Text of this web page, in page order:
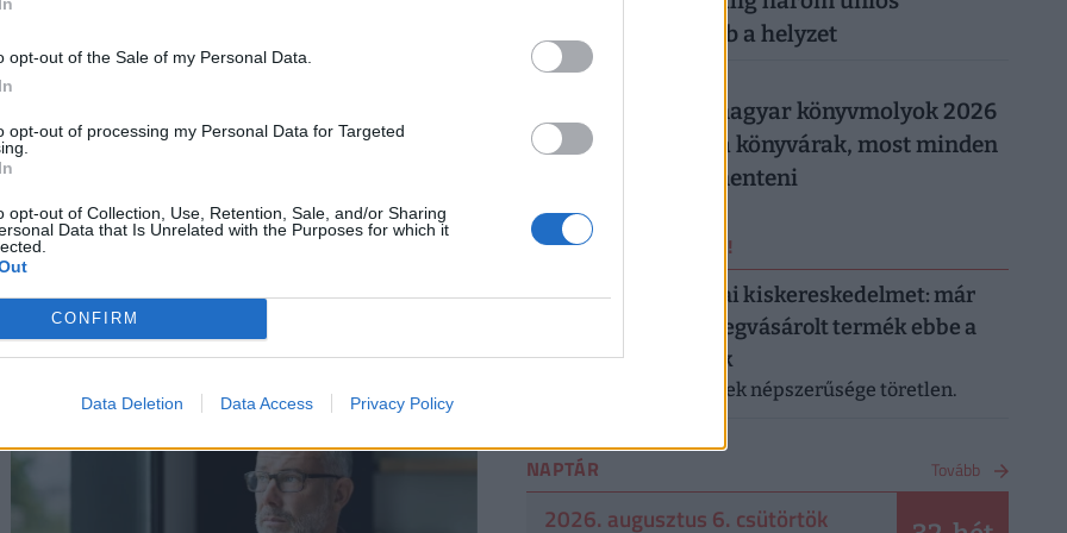
opt-out of the Sale of my Personal Data.
opt-out of processing my Personal Data for Targeted
opt-out of Collection, Use, Retention, Sale, and/or Sharing
Data that Is Unrelated with the Purposes for which it
CONFIRM
Data Deletion Data Access Privacy Policy
Ilyenre öt éve nem volt példa: teljesen
elfordultak a magyarok ettől a
slágerhiteltől
A magyarok egyre óvatosabban folyamodnak
kölcsönért: közel kétharmaduk nem vett fel hitelt az
elmúlt egy évben
országban rosszabb a helyzet
Így trükköznek a magyar könyvmolyok 2026
nyarán: elszálltak a könyvárak, most minden
forintot meg kell menteni
ERRŐL NE MARADJ LE!
Letarolták az európai kiskereskedelmet: már
minden második megvásárolt termék ebbe a
kategóriába tartozik
A saját márkás termékek népszerűsége töretlen.
NAPTÁR Tovább
2026. augusztus 6. csütörtök